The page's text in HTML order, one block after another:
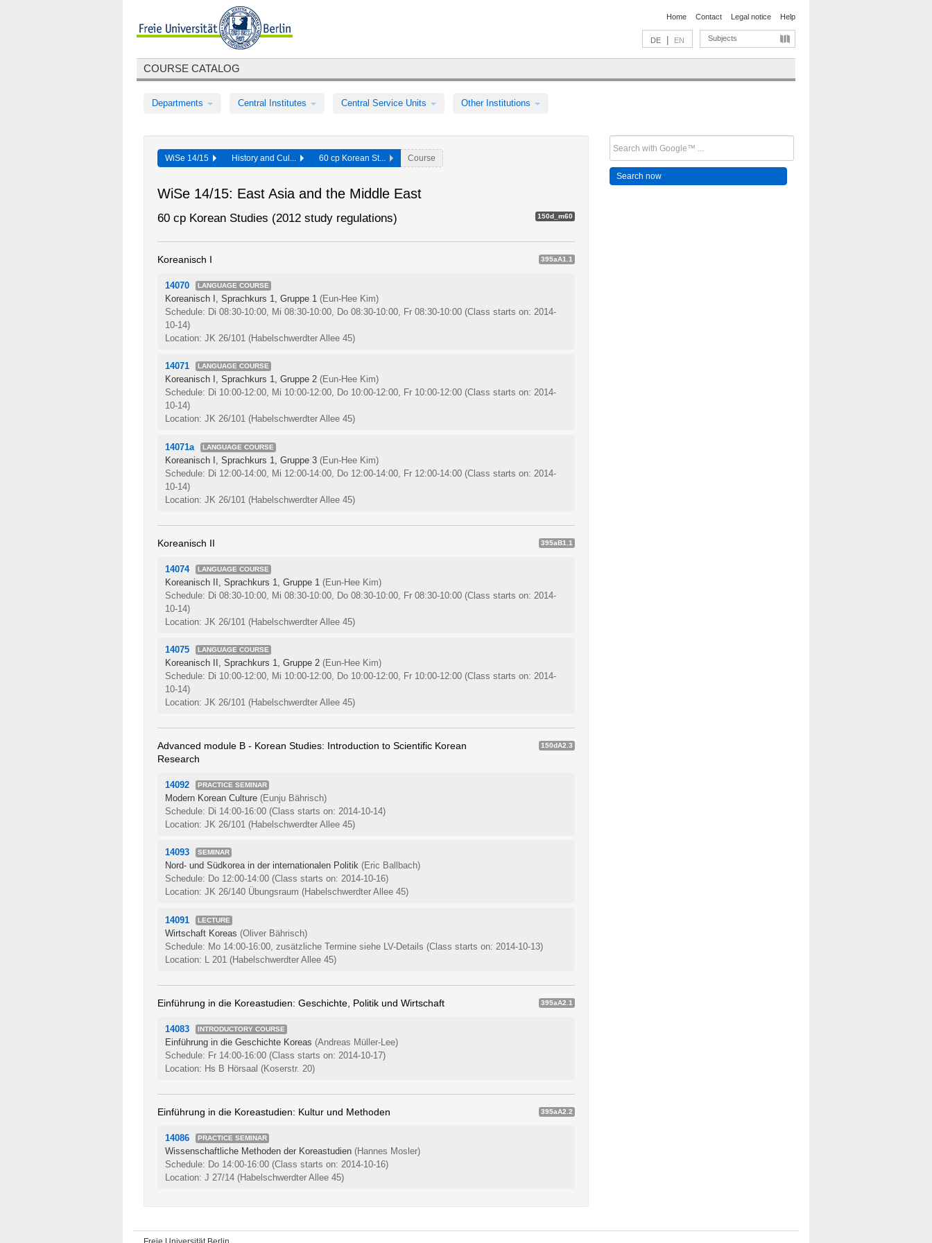
Home Contact Legal notice Help
DE EN Subjects
COURSE CATALOG
Departments Central Institutes Central Service Units Other Institutions
WiSe 14/15 History and Cul... 60 cp Korean St... Course
WiSe 14/15: East Asia and the Middle East
60 cp Korean Studies (2012 study regulations) 150d_m60
Koreanisch I 395aA1.1
14070 LANGUAGE COURSE
Koreanisch I, Sprachkurs 1, Gruppe 1 (Eun-Hee Kim)
Schedule: Di 08:30-10:00, Mi 08:30-10:00, Do 08:30-10:00, Fr 08:30-10:00 (Class starts on: 2014-
10-14)
Location: JK 26/101 (Habelschwerdter Allee 45)
14071 LANGUAGE COURSE
Koreanisch I, Sprachkurs 1, Gruppe 2 (Eun-Hee Kim)
Schedule: Di 10:00-12:00, Mi 10:00-12:00, Do 10:00-12:00, Fr 10:00-12:00 (Class starts on: 2014-
10-14)
Location: JK 26/101 (Habelschwerdter Allee 45)
14071a LANGUAGE COURSE
Koreanisch I, Sprachkurs 1, Gruppe 3 (Eun-Hee Kim)
Schedule: Di 12:00-14:00, Mi 12:00-14:00, Do 12:00-14:00, Fr 12:00-14:00 (Class starts on: 2014-
10-14)
Location: JK 26/101 (Habelschwerdter Allee 45)
Koreanisch II 395aB1.1
14074 LANGUAGE COURSE
Koreanisch II, Sprachkurs 1, Gruppe 1 (Eun-Hee Kim)
Schedule: Di 08:30-10:00, Mi 08:30-10:00, Do 08:30-10:00, Fr 08:30-10:00 (Class starts on: 2014-
10-14)
Location: JK 26/101 (Habelschwerdter Allee 45)
14075 LANGUAGE COURSE
Koreanisch II, Sprachkurs 1, Gruppe 2 (Eun-Hee Kim)
Schedule: Di 10:00-12:00, Mi 10:00-12:00, Do 10:00-12:00, Fr 10:00-12:00 (Class starts on: 2014-
10-14)
Location: JK 26/101 (Habelschwerdter Allee 45)
Advanced module B - Korean Studies: Introduction to Scientific Korean
Research
150dA2.3
14092 PRACTICE SEMINAR
Modern Korean Culture (Eunju Bährisch)
Schedule: Di 14:00-16:00 (Class starts on: 2014-10-14)
Location: JK 26/101 (Habelschwerdter Allee 45)
14093 SEMINAR
Nord- und Südkorea in der internationalen Politik (Eric Ballbach)
Schedule: Do 12:00-14:00 (Class starts on: 2014-10-16)
Location: JK 26/140 Übungsraum (Habelschwerdter Allee 45)
14091 LECTURE
Wirtschaft Koreas (Oliver Bährisch)
Schedule: Mo 14:00-16:00, zusätzliche Termine siehe LV-Details (Class starts on: 2014-10-13)
Location: L 201 (Habelschwerdter Allee 45)
Einführung in die Koreastudien: Geschichte, Politik und Wirtschaft 395aA2.1
14083 INTRODUCTORY COURSE
Einführung in die Geschichte Koreas (Andreas Müller-Lee)
Schedule: Fr 14:00-16:00 (Class starts on: 2014-10-17)
Location: Hs B Hörsaal (Koserstr. 20)
Einführung in die Koreastudien: Kultur und Methoden 395aA2.2
14086 PRACTICE SEMINAR
Wissenschaftliche Methoden der Koreastudien (Hannes Mosler)
Schedule: Do 14:00-16:00 (Class starts on: 2014-10-16)
Location: J 27/14 (Habelschwerdter Allee 45)